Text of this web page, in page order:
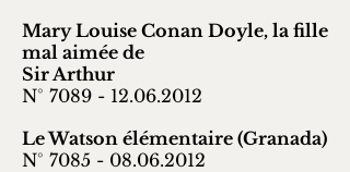
Mary Louise Conan Doyle, la fille
mal aimée de
Sir Arthur
N° 7089 - 12.06.2012
Le Watson élémentaire (Granada)
N° 7085 - 08.06.2012